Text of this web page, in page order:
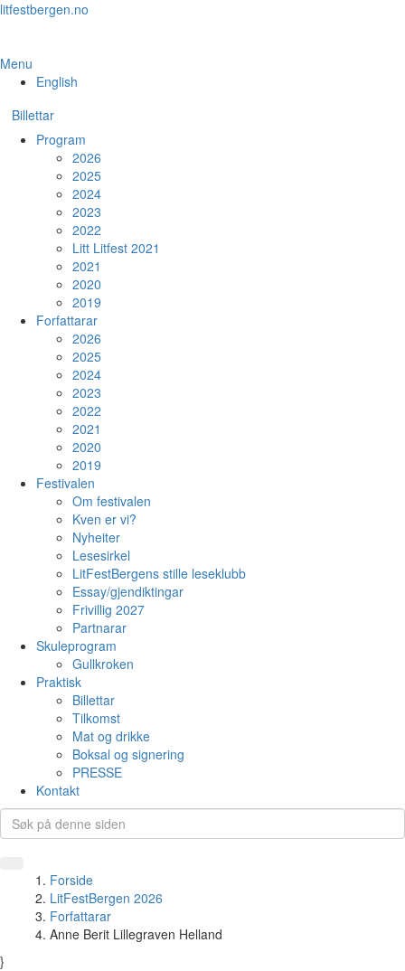
Skip
content
litfestbergen.no
Menu
English
Billettar
Program
2026
2025
2024
2023
2022
Litt Litfest 2021
2021
2020
2019
Forfattarar
2026
2025
2024
2023
2022
2021
2020
2019
Festivalen
Om festivalen
Kven er vi?
Nyheiter
Lesesirkel
LitFestBergens stille leseklubb
Essay/gjendiktingar
Frivillig 2027
Partnarar
Skuleprogram
Gullkroken
Praktisk
Billettar
Tilkomst
Mat og drikke
Boksal og signering
PRESSE
Kontakt
Forside
LitFestBergen 2026
Forfattarar
Anne Berit Lillegraven Helland
}